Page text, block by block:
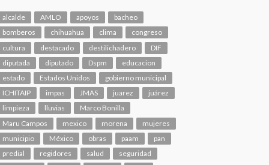
alcalde AMLO apoyos
bacheo
bomberos
chihuahua clima
congreso
cultura
destacado destilichadero
DIF
diputada
diputado Dspm
educacion
estado
Estados Unidos
gobierno municipal
ICHITAIP
impas JMAS juarez
juárez
limpieza
lluvias
Marco Bonilla
Maru Campos
mexico morena
mujeres
municipio
México obras paam
pan
predial
regidores salud
seguridad